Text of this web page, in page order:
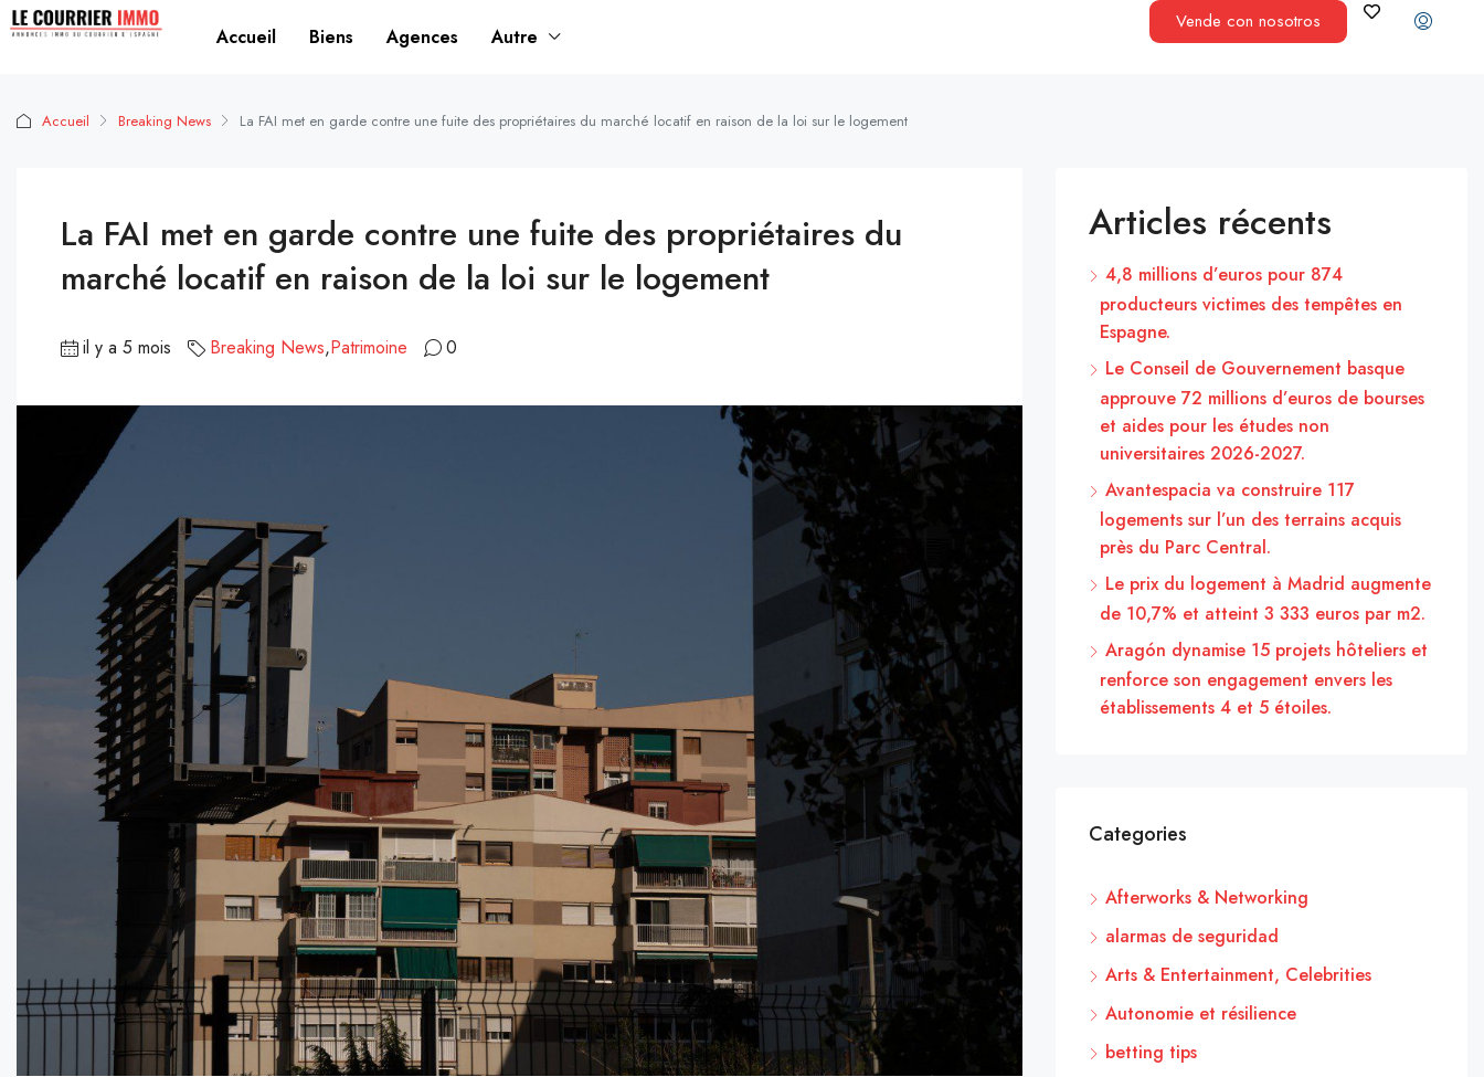
Accueil Biens Agences Autre
Vende con nosotros
Accueil Breaking News La FAI met en garde contre une fuite des propriétaires du marché locatif en raison de la loi sur le logement
La FAI met en garde contre une fuite des propriétaires du
marché locatif en raison de la loi sur le logement
il y a 5 mois Breaking News,Patrimoine 0
Articles récents
4,8 millions d’euros pour 874
producteurs victimes des tempêtes en
Espagne.
Le Conseil de Gouvernement basque
approuve 72 millions d’euros de bourses
et aides pour les études non
universitaires 2026-2027.
Avantespacia va construire 117
logements sur l’un des terrains acquis
près du Parc Central.
Le prix du logement à Madrid augmente
de 10,7% et atteint 3 333 euros par m2.
Aragón dynamise 15 projets hôteliers et
renforce son engagement envers les
établissements 4 et 5 étoiles.
Categories
Afterworks & Networking
alarmas de seguridad
Arts & Entertainment, Celebrities
Autonomie et résilience
betting tips